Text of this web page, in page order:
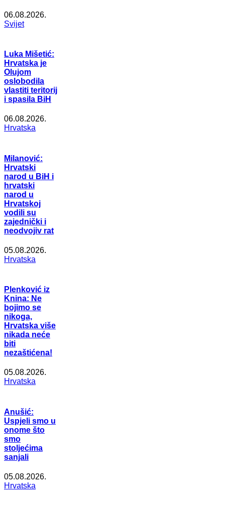
06.08.2026.
Svijet
Luka Mišetić:
Hrvatska je
Olujom
oslobodila
vlastiti teritorij
i spasila BiH
06.08.2026.
Hrvatska
Milanović:
Hrvatski
narod u BiH i
hrvatski
narod u
Hrvatskoj
vodili su
zajednički i
neodvojiv rat
05.08.2026.
Hrvatska
Plenković iz
Knina: Ne
bojimo se
nikoga,
Hrvatska više
nikada neće
biti
nezaštićena!
05.08.2026.
Hrvatska
Anušić:
Uspjeli smo u
onome što
smo
stoljećima
sanjali
05.08.2026.
Hrvatska